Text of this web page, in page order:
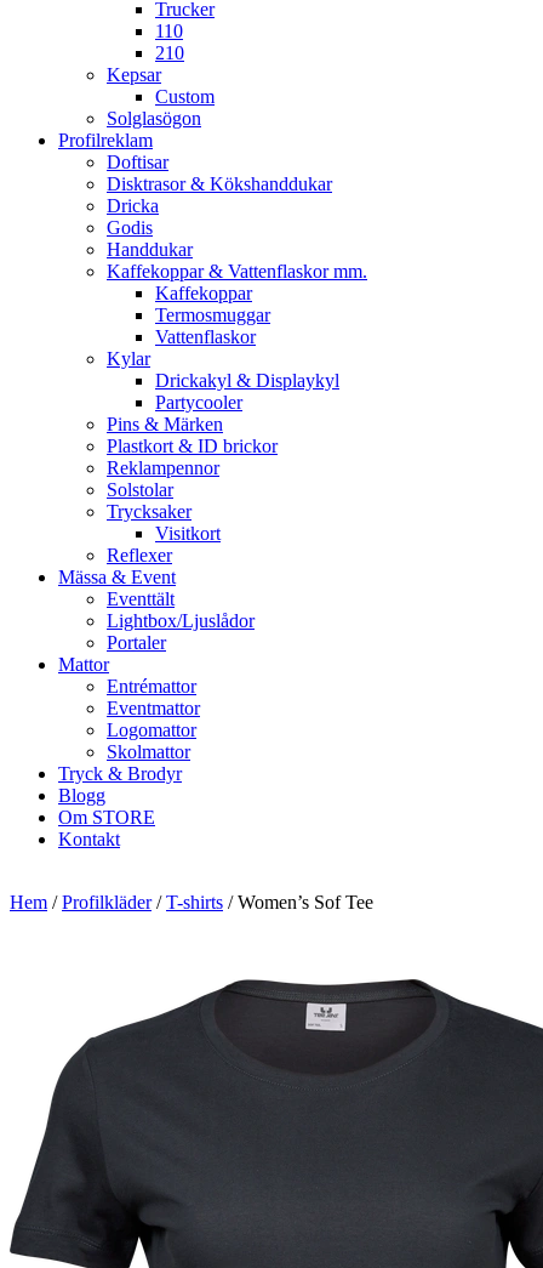
Trucker
110
210
Kepsar
Custom
Solglasögon
Profilreklam
Doftisar
Disktrasor & Kökshanddukar
Dricka
Godis
Handdukar
Kaffekoppar & Vattenflaskor mm.
Kaffekoppar
Termosmuggar
Vattenflaskor
Kylar
Drickakyl & Displaykyl
Partycooler
Pins & Märken
Plastkort & ID brickor
Reklampennor
Solstolar
Trycksaker
Visitkort
Reflexer
Mässa & Event
Eventtält
Lightbox/Ljuslådor
Portaler
Mattor
Entrémattor
Eventmattor
Logomattor
Skolmattor
Tryck & Brodyr
Blogg
Om STORE
Kontakt
Hem /Profilkläder/T-shirts / Women’s Sof Tee